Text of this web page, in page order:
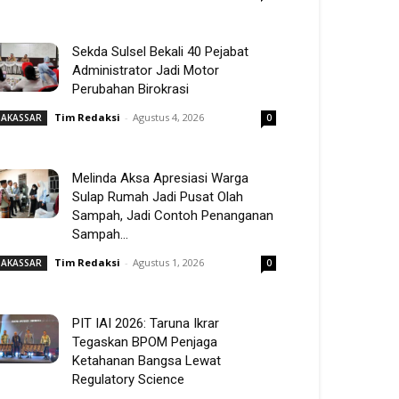
Sekda Sulsel Bekali 40 Pejabat
Administrator Jadi Motor
Perubahan Birokrasi
Tim Redaksi - Agustus 4, 2026 0
Melinda Aksa Apresiasi Warga
Sulap Rumah Jadi Pusat Olah
Sampah, Jadi Contoh Penanganan
Sampah...
Tim Redaksi - Agustus 1, 2026 0
PIT IAI 2026: Taruna Ikrar
Tegaskan BPOM Penjaga
Ketahanan Bangsa Lewat
Regulatory Science